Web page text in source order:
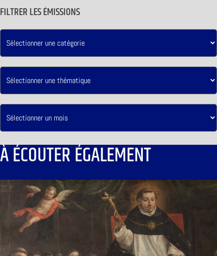
FILTRER LES ÉMISSIONS
À ÉCOUTER ÉGALEMENT